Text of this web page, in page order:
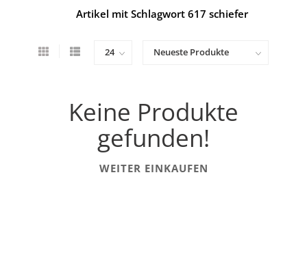
Artikel mit Schlagwort 617 schiefer
Keine Produkte
gefunden!
WEITER EINKAUFEN